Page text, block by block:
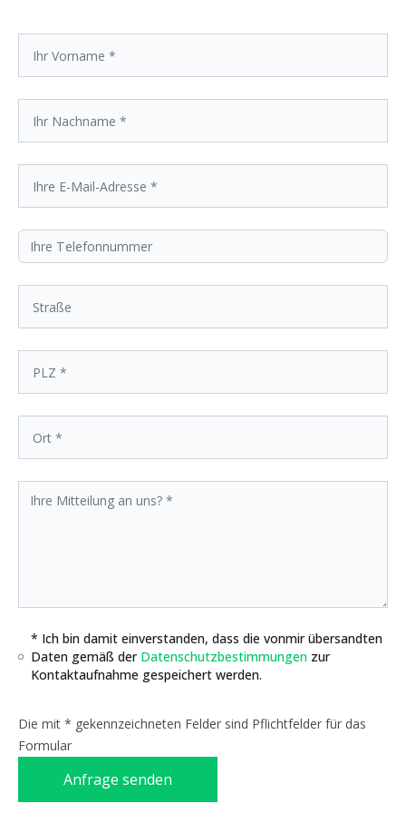
* Ich bin damit einverstanden, dass die vonmir übersandten
Daten gemäß der Datenschutzbestimmungen zur
Kontaktaufnahme gespeichert werden.
Die mit * gekennzeichneten Felder sind Pflichtfelder für das
Formular
Anfrage senden